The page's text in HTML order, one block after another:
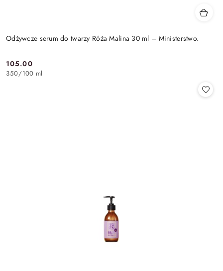
Odżywcze serum do twarzy Róża Malina 30 ml – Ministerstwo.
Cena:
105.00
350/100 ml